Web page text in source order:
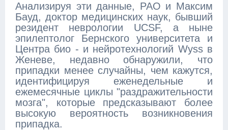
Анализируя эти данные, РАО и Максим
Бауд, доктор медицинских наук, бывший
резидент неврологии UCSF, а ныне
эпилептолог Бернского университета и
Центра био - и нейротехнологий Wyss в
Женеве, недавно обнаружили, что
припадки менее случайны, чем кажутся,
идентифицируя еженедельные и
ежемесячные циклы "раздражительности
мозга", которые предсказывают более
высокую вероятность возникновения
припадка.